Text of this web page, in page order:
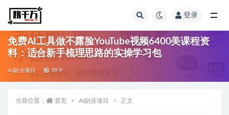
登录
免费AI工具做不露脸YouTube视频6400美课程资
料：适合新手梳理思路的实操学习包
AI副业项目 39.9
当前位置： 首页 AI副业项目 正文